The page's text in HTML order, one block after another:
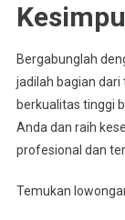
Bergabunglah
jadilah bagian
berkualitas tinggi
Anda dan raih
profesional dan
Temukan